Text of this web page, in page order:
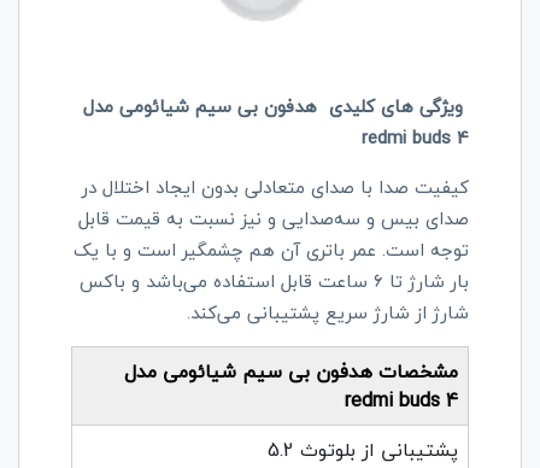
ویژگی های کلیدی هدفون بی سیم شیائومی مدل
redmi buds 4
کیفیت صدا با صدای متعادلی بدون ایجاد اختلال در
صدای بیس و سه‌صدایی و نیز نسبت به قیمت قابل
توجه است. عمر باتری آن هم چشمگیر است و با یک
بار شارژ تا 6 ساعت قابل استفاده می‌باشد و باکس
شارژ از شارژ سریع پشتیبانی می‌کند.
مشخصات هدفون بی سیم شیائومی مدل
redmi buds 4
پشتیبانی از بلوتوث 5.2